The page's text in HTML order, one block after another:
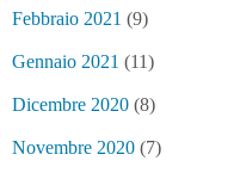
Febbraio 2021 (9)
Gennaio 2021 (11)
Dicembre 2020 (8)
Novembre 2020 (7)